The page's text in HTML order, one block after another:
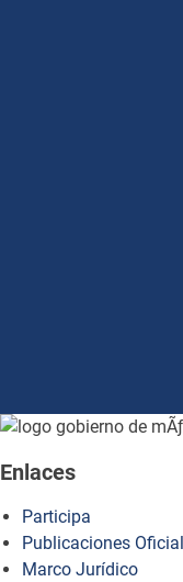
Enlaces
Participa
Publicaciones
Marco Jurídico